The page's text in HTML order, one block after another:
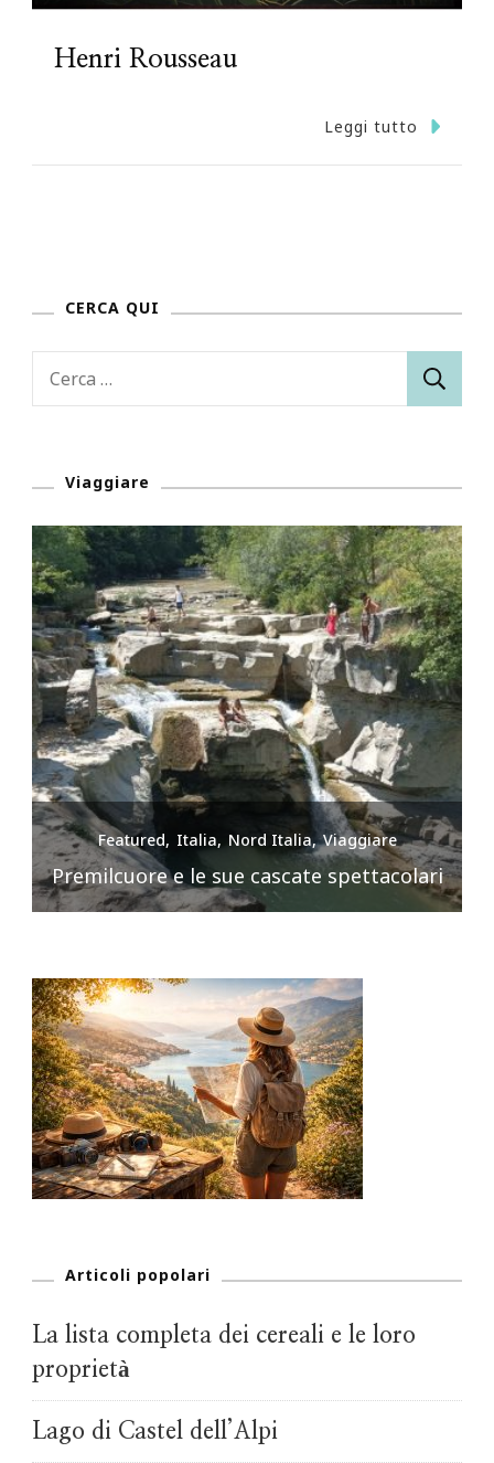
Henri Rousseau
Leggi tutto
CERCA QUI
Ricerca
Viaggiare
Featured Italia Nord Italia Viaggiare
Premilcuore e le sue cascate spettacolari
Articoli popolari
La lista completa dei cereali e le loro
proprietà
Lago di Castel dell’Alpi